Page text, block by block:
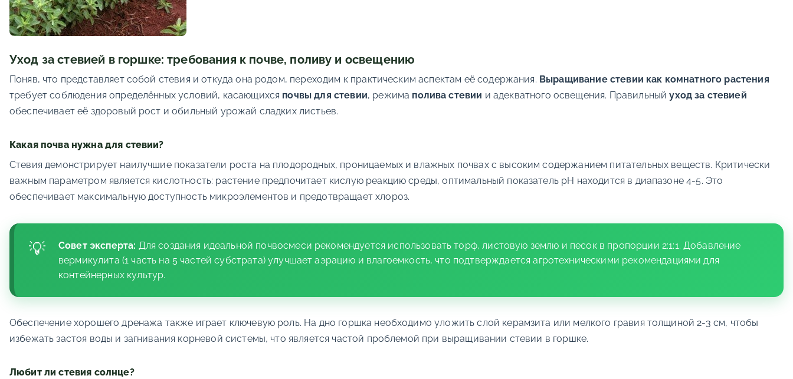
Уход за стевией в горшке: требования к почве, поливу и освещению
Поняв, что представляет собой стевия и откуда она родом, переходим к практическим аспектам её содержания. Выращивание стевии как комнатного растения
требует соблюдения определённых условий, касающихся почвы для стевии, режима полива стевии и адекватного освещения. Правильныйуход за стевией
обеспечивает её здоровый рост и обильный урожай сладких листьев.
Какая почва нужна для стевии?
Стевия демонстрирует наилучшие показатели роста на плодородных, проницаемых и влажных почвах с высоким содержанием питательных веществ. Критически
важным параметром является кислотность: растение предпочитает кислую реакцию среды, оптимальный показатель pH находится в диапазоне 4-5. Это
обеспечивает максимальную доступность микроэлементов и предотвращает хлороз.
Совет эксперта: Для создания идеальной почвосмеси рекомендуется использовать торф, листовую землю и песок в пропорции 2:1:1. Добавление
вермикулита (1 часть на 5 частей субстрата) улучшает аэрацию и влагоемкость, что подтверждается агротехническими рекомендациями для
контейнерных культур.
Обеспечение хорошего дренажа также играет ключевую роль. На дно горшка необходимо уложить слой керамзита или мелкого гравия толщиной 2-3 см, чтобы
избежать застоя воды и загнивания корневой системы, что является частой проблемой при выращивании стевии в горшке.
Любит ли стевия солнце?